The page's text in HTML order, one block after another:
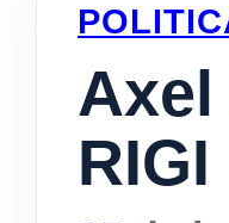
RIGI